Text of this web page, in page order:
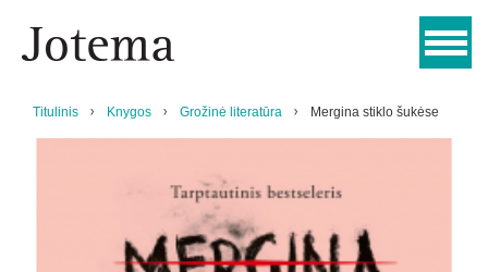
Titulinis Knygos Grožinė literatūra Mergina stiklo šukėse